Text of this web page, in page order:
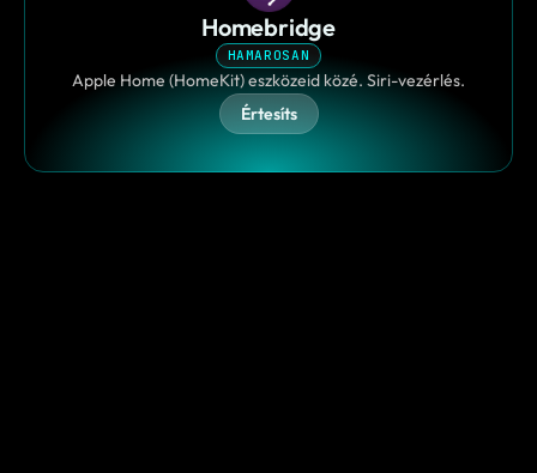
Homebridge
HAMAROSAN
Apple Home (HomeKit) eszközeid közé. Siri-vezérlés.
Értesíts